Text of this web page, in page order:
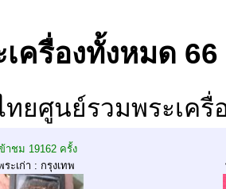
ครื่องทั้งหมด 66
ทยศูนย์รวมพระเครื่
ข้าชม 19162 ครั้ง
ระเก่า : กรุงเทพ